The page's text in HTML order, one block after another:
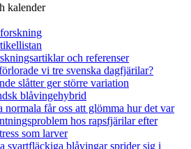
kalender
och referenser
vi tre svenska dagfjärilar?
slåtter ger större variation
blåvingehybrid
normala får oss att glömma hur det var
hos rapsfjärilar efter
som larver
svartfläckiga blåvingar sprider sig i